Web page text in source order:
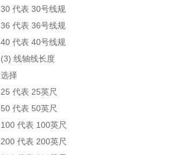
30 代表 30号线规
36 代表 36号线规
40 代表 40号线规
(3) 线轴线长度
选择
25 代表 25英尺
50 代表 50英尺
100 代表 100英尺
200 代表 200英尺